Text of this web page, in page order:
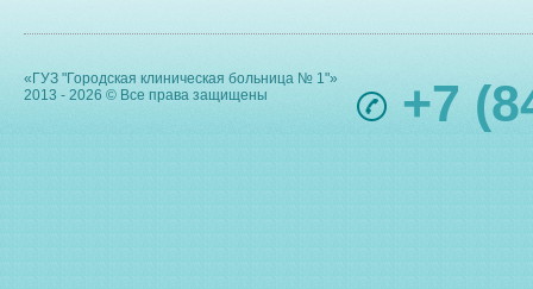
«ГУЗ "Городская клиническая больница № 1"»
2013 - 2026 © Все права защищены
+7